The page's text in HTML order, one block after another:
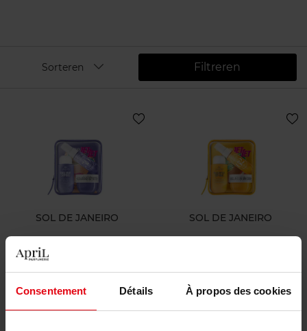
Consentement Détails À propos des cookies
Filtreren
Sorteren
SOL DE JANEIRO SOL DE JANEIRO